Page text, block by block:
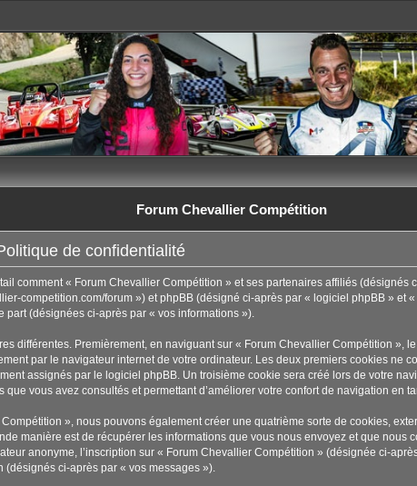
Forum Chevallier Compétition
de confidentialité
comment « Forum Chevallier Compétition » et ses partenaires affiliés (désignés
competition.com/forum ») et phpBB (désigné ci-après par « logiciel phpBB » et
(désignées ci-après par « vos informations »).
différentes. Premièrement, en naviguant sur « Forum Chevallier Compétition »,
par le navigateur internet de votre ordinateur. Les deux premiers cookies ne
assignés par le logiciel phpBB. Un troisième cookie sera créé lors de votre
vous avez consultés et permettant d’améliorer votre confort de navigation en
», nous pouvons également créer une quatrième sorte de cookies,
manière est de récupérer les informations que vous nous envoyez et que nous
anonyme, l’inscription sur « Forum Chevallier Compétition » (désignée ci-
ci-après par « vos messages »).